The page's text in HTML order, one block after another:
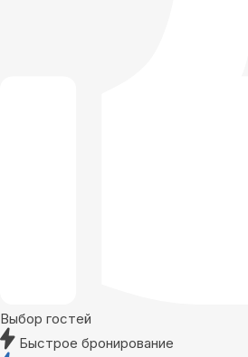
Выбор гостей
Быстрое бронирование